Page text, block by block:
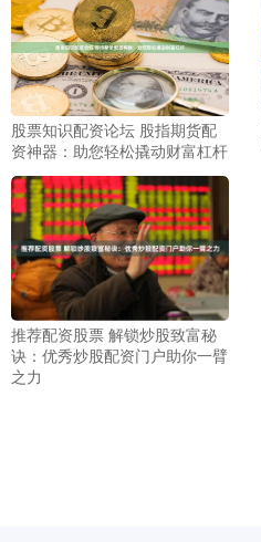
股票知识配资论坛 股指期货配
资神器：助您轻松撬动财富杠杆
推荐配资股票 解锁炒股致富秘
诀：优秀炒股配资门户助你一臂
之力